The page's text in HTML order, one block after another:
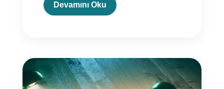
Devamını Oku